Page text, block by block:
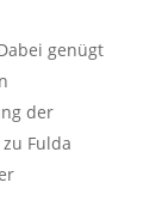
genügt
der
Fulda